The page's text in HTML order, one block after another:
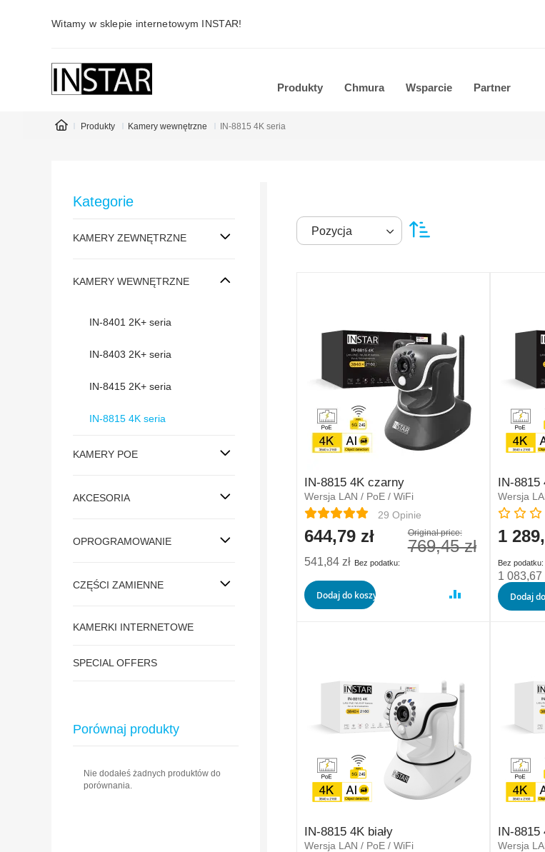
Witamy w sklepie internetowym INSTAR!
Produkty Chmura Wsparcie Partner
Produkty Kamery wewnętrzne IN-8815 4K seria
Pozycja
IN-8815 4K czarny
Wersja LAN / PoE / WiFi
Ocena:
29 Opinie
Original price:
769,45 zł
Special
Price
644,79 zł
541,84 zł
Dodaj do koszyka
IN-8815
Wersja
Rating:
Special
Price
1
1 083,67
Dodaj
IN-8815 4K biały
Wersja LAN / PoE / WiFi
IN-8815
Wersja
Kategorie
KAMERY ZEWNĘTRZNE
KAMERY WEWNĘTRZNE
IN-8401 2K+ seria
IN-8403 2K+ seria
IN-8415 2K+ seria
IN-8815 4K seria
KAMERY POE
AKCESORIA
OPROGRAMOWANIE
CZĘŚCI ZAMIENNE
KAMERKI INTERNETOWE
SPECIAL OFFERS
Porównaj produkty
Nie dodałeś żadnych produktów do
porównania.